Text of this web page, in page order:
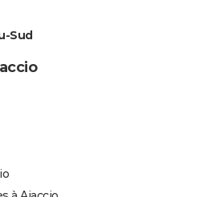
Sud